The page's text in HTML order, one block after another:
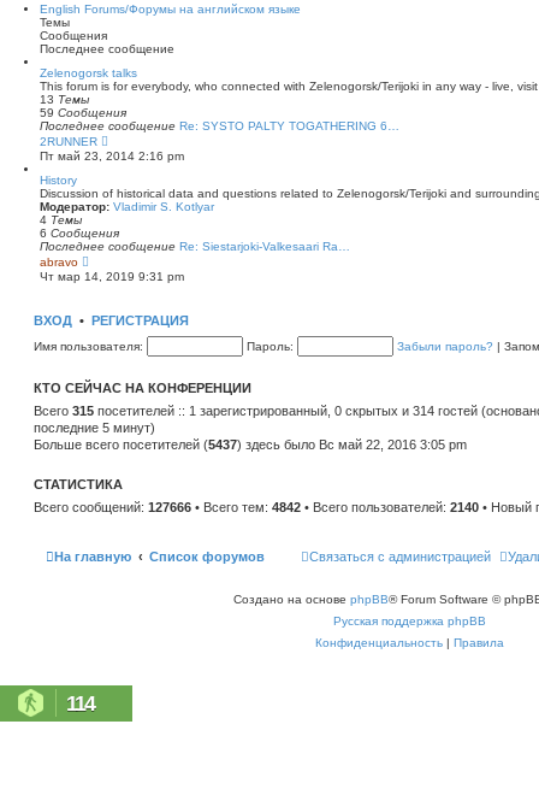
н
е
у
с
о
б
щ
е
н
и
ю
й
и
к
п
о
с
е
д
н
е
с
о
б
щ
н
English Forums/Форумы на английском языке
Темы
Сообщения
Последнее сообщение
Zelenogorsk talks
This forum is for everybody, who connected with Zelenogorsk/Terijoki in any way - live,
13 Темы
59 Сообщения
Последнее сообщение Re: SYSTO PALTY TOGATHERING 6…
2RUNNER
е
р
й
т
к
п
с
л
н
м
о
б
щ
е
ю
Пт май 23, 2014 2:16 pm
History
Discussion of historical data and questions related to Zelenogorsk/Terijoki and
Модератор: Vladimir S. Kotlyar
4 Темы
6 Сообщения
Последнее сообщение Re: Siestarjoki-Valkesaari Ra…
abravo
е
р
т
к
о
с
л
е
д
н
у
о
е
Чт мар 14, 2019 9:31 pm
ВХОД • РЕГИСТРАЦИЯ
Имя пользователя: Пароль: Забыли пароль? |
КТО СЕЙЧАС НА КОНФЕРЕНЦИИ
Всего 315 посетителей :: 1 зарегистрированный, 0 скрытых и 314 гостей
последние 5 минут)
Больше всего посетителей (5437) здесь было Вс май 22, 2016 3:05 pm
СТАТИСТИКА
Всего сообщений: 127666 • Всего тем: 4842 • Всего пользователей: 2140 • Новый
На главную Список форумов Связаться с администрацией
Создано на основе phpBB® Forum Software ©
Русская поддержка phpBB
Конфиденциальность | Правила
114